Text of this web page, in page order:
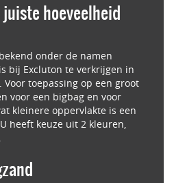
hoeveelheid
onder de namen
bij Excluton te verkrijgen in
toepassing op een groot
voor een bigbag en voor
kleinere oppervlakte is een
heeft keuze uit 2 kleuren,